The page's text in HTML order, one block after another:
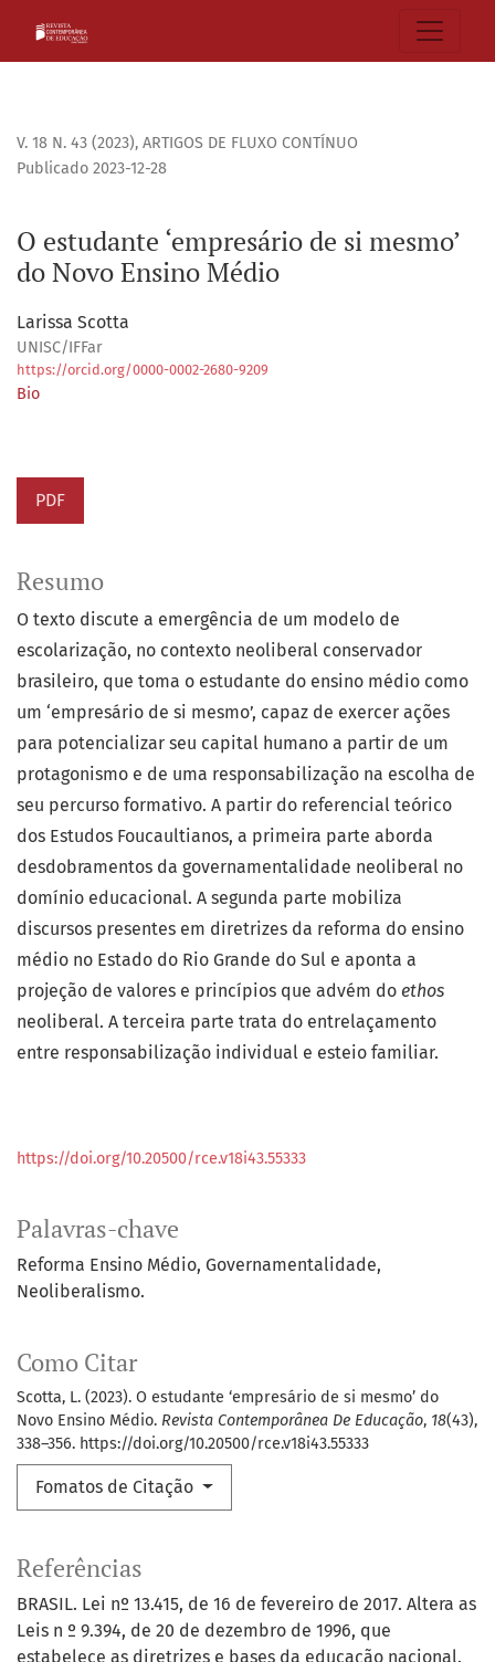
V. 18 N. 43 (2023), ARTIGOS DE FLUXO CONTÍNUO
O estudante ‘empresário de si mesmo’
do Novo Ensino Médio
Publicado 2023-12-28
Larissa Scotta
UNISC/IFFar
https://orcid.org/0000-0002-2680-9209
Bio
PDF
Palavras-chave
Reforma Ensino Médio Governamentalidade
Neoliberalismo.
Como Citar
Scotta, L. (2023). O estudante ‘empresário de si mesmo’ do
Novo Ensino Médio. Revista Contemporânea De Educação, 18(43),
338–356. https://doi.org/10.20500/rce.v18i43.55333
Fomatos de Citação
Resumo
O texto discute a emergência de um modelo de
escolarização, no contexto neoliberal conservador
brasileiro, que toma o estudante do ensino médio como
um ‘empresário de si mesmo’, capaz de exercer ações
para potencializar seu capital humano a partir de um
protagonismo e de uma responsabilização na escolha de
seu percurso formativo. A partir do referencial teórico
dos Estudos Foucaultianos, a primeira parte aborda
desdobramentos da governamentalidade neoliberal no
domínio educacional. A segunda parte mobiliza
discursos presentes em diretrizes da reforma do ensino
médio no Estado do Rio Grande do Sul e aponta a
projeção de valores e princípios que advém do ethos
neoliberal. A terceira parte trata do entrelaçamento
entre responsabilização individual e esteio familiar.
https://doi.org/10.20500/rce.v18i43.55333
Referências
BRASIL. Lei nº 13.415, de 16 de fevereiro de 2017. Altera as
Leis n º 9.394, de 20 de dezembro de 1996, que
estabelece as diretrizes e bases da educação nacional.